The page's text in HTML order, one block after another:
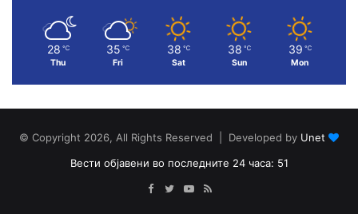
28 ℃
Thu
35 ℃
Fri
38 ℃
Sat
38 ℃
Sun
39 ℃
Mon
© Copyright 2026, All Rights Reserved | Developed by Unet
Вести објавени во последните 24 часа: 51
Facebook
TwitterYouTube
RSS